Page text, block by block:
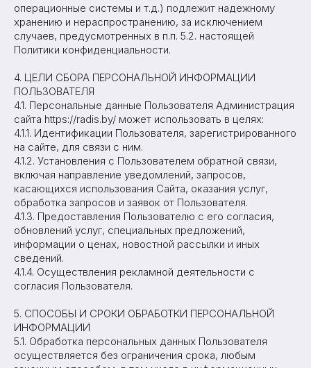
операционные системы и т.д.) подлежит надежному
хранению и нераспространению, за исключением
случаев, предусмотренных в п.п. 5.2. настоящей
Политики конфиденциальности.
4. ЦЕЛИ СБОРА ПЕРСОНАЛЬНОЙ ИНФОРМАЦИИ
ПОЛЬЗОВАТЕЛЯ
4.1. Персональные данные Пользователя Администрация
сайта https://radis.by/ может использовать в целях:
4.1.1. Идентификации Пользователя, зарегистрированного
на сайте, для связи с ним.
4.1.2. Установления с Пользователем обратной связи,
включая направление уведомлений, запросов,
касающихся использования Сайта, оказания услуг,
обработка запросов и заявок от Пользователя.
4.1.3. Предоставления Пользователю с его согласия,
обновлений услуг, специальных предложений,
информации о ценах, новостной рассылки и иных
сведений.
4.1.4. Осуществления рекламной деятельности с
согласия Пользователя.
5. СПОСОБЫ И СРОКИ ОБРАБОТКИ ПЕРСОНАЛЬНОЙ
ИНФОРМАЦИИ
5.1. Обработка персональных данных Пользователя
осуществляется без ограничения срока, любым